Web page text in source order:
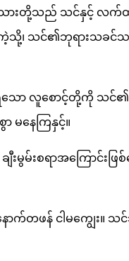
တို့သည် သင်နှင့် လက်ထပ်
၊ သင်၏ဘုရားသခင်သ
လူစောင့်တို့ကို သင်၏မြို့ရို
နေကြနှင့်။
မွမ်းစရာအကြောင်းဖြ
က်တဖန် ငါမကျွေး။